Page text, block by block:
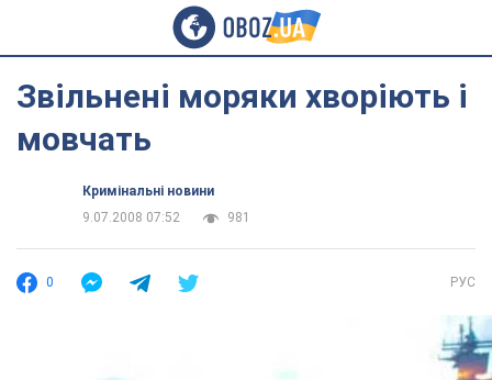
Звільнені моряки хворіють і
мовчать
Кримінальні новини
9.07.2008 07:52
981
0 РУС